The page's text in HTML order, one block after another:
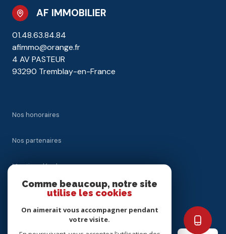
AF IMMOBILIER
01.48.63.84.84
afimmo@orange.fr
4 AV PASTEUR
93290 Tremblay-en-France
Nos honoraires
Nos partenaires
Mentions légales
Comme beaucoup, notre site
utilise les cookies
On aimerait vous accompagner pendant
votre visite.